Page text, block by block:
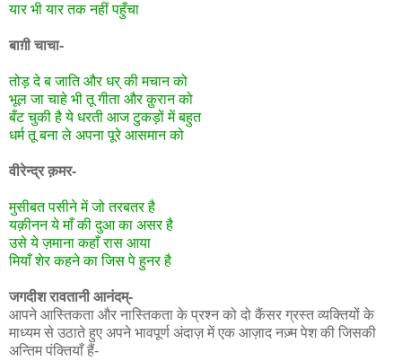
यार भी यार तक नहीं पहुँचा
बाग़ी चाचा-
तोड़ दे ब जाति और धर् की मचान को
भूल जा चाहे भी तू गीता और क़ुरान को
बँट चुकी है ये धरती आज टुकड़ों में बहुत
धर्म तू बना ले अपना पूरे आसमान को
वीरेन्द्र क़मर-
मुसीबत पसीने में जो तरबतर है
यक़ीनन ये माँ की दुआ का असर है
उसे ये ज़माना कहाँ रास आया
मियाँ शेर कहने का जिस पे हुनर है
जगदीश रावतानी आनंदम्-
आपने आस्तिकता और नास्तिकता के प्रश्न को दो कैंसर ग्रस्त व्यक्तियों के
माध्यम से उठाते हुए अपने भावपूर्ण अंदाज़ में एक आज़ाद नज़्म पेश की जिसकी
अन्तिम पंक्तियाँ हैं-